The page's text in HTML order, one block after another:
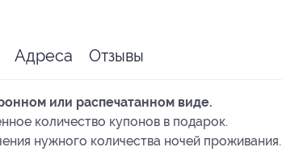
Адреса Отзывы
или распечатанном виде.
количество купонов в подарок.
нужного количества ночей проживания.